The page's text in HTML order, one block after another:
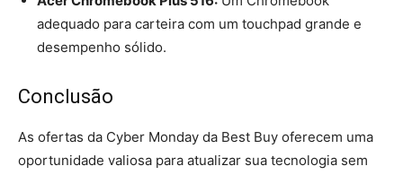
adequado para carteira com um touchpad grande e
desempenho sólido.
Conclusão
As ofertas da Cyber ​​Monday da Best Buy oferecem uma
oportunidade valiosa para atualizar sua tecnologia sem